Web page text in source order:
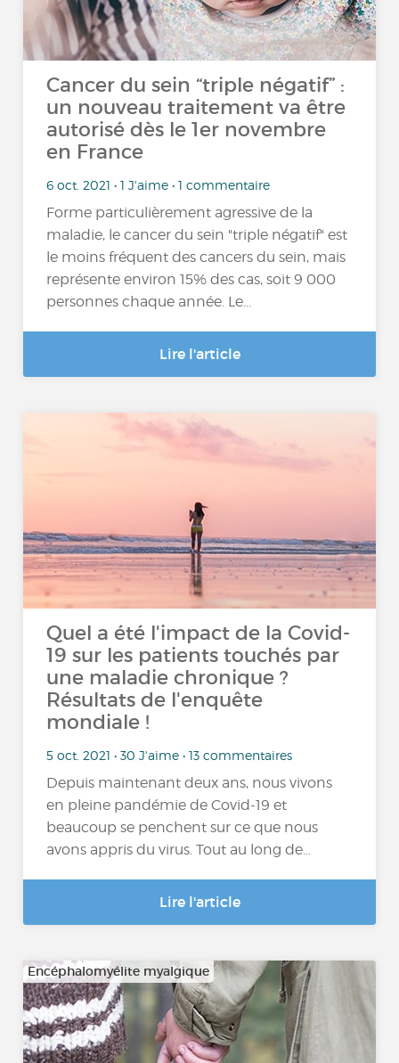
Cancer du sein “triple négatif” :
un nouveau traitement va être
autorisé dès le 1er novembre
en France
6 oct. 2021 • 1 J'aime • 1 commentaire
Forme particulièrement agressive de la
maladie, le cancer du sein "triple négatif" est
le moins fréquent des cancers du sein, mais
représente environ 15% des cas, soit 9 000
personnes chaque année. Le...
Lire l'article
Quel a été l'impact de la Covid-
19 sur les patients touchés par
une maladie chronique ?
Résultats de l'enquête
mondiale !
5 oct. 2021 • 30 J'aime • 13 commentaires
Depuis maintenant deux ans, nous vivons
en pleine pandémie de Covid-19 et
beaucoup se penchent sur ce que nous
avons appris du virus. Tout au long de…
Lire l'article
Encéphalomyélite myalgique